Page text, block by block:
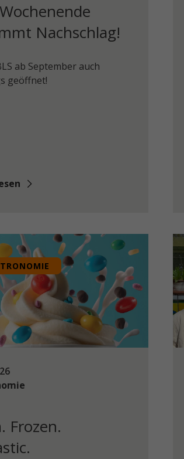
Nachschlag!
ab September auch
geöffnet!
Frozen.